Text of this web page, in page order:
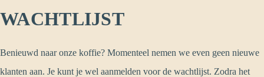
WACHTLIJST
Benieuwd naar onze koffie? Momenteel nemen we even geen nieuwe
klanten aan. Je kunt je wel aanmelden voor de wachtlijst. Zodra het